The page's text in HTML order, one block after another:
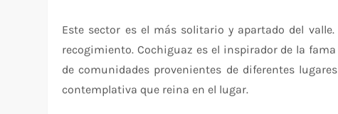
Este sector es el más solitario y apartado del
recogimiento. Cochiguaz es el inspirador de la
de comunidades provenientes de diferentes
contemplativa que reina en el lugar.